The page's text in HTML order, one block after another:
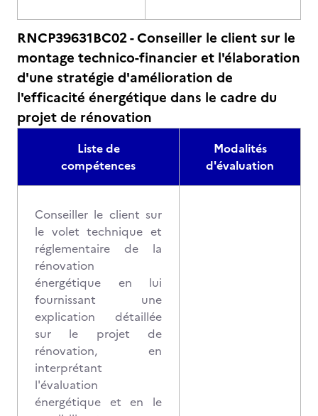
RNCP39631BC02 - Conseiller le client sur le
montage technico-financier et l'élaboration
d'une stratégie d'amélioration de
l'efficacité énergétique dans le cadre du
projet de rénovation
Liste de
compétences
Modalités
d'évaluation
Conseiller le client sur
le volet technique et
réglementaire de la
rénovation
énergétique en lui
fournissant une
explication détaillée
sur le projet de
rénovation, en
interprétant
l'évaluation
énergétique et en le